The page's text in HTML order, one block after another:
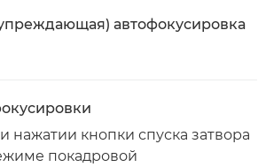
автофокусировка
нажатии кнопки спуска затвора
покадровой